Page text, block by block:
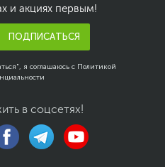
и акциях первым!
ПОДПИСАТЬСЯ
я соглашаюсь с Политикой
в соцсетях!